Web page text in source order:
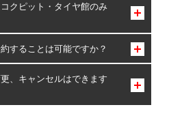
クピット・タイヤ館のみ
館のみとなります。
することは可能ですか？
約は可能です。
組み合わせに限り、同時にご予約が
す。
、キャンセルはできます